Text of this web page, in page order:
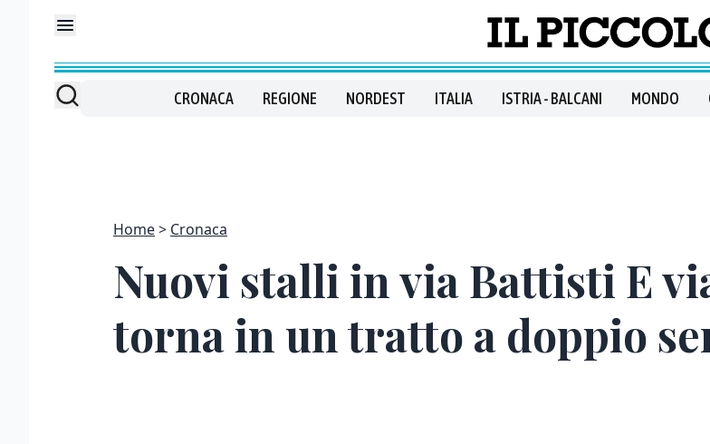
CRONACA REGIONE NORDEST ITALIA ISTRIA - BALCANI MONDO
Home Cronaca
Nuovi stalli in via Battisti E
torna in un tratto a doppio